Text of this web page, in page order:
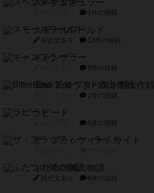
スペクタキュラー
1件の投稿
スモールワールド
紹介文あり 13件の投稿
ギャンブラー
2件の投稿
Bitter End ブタペスト救出作戦
1件の投稿
ラピード
1件の投稿
ザ・フラッフィー・ライト
ふたつの城の物語
紹介文あり 6件の投稿